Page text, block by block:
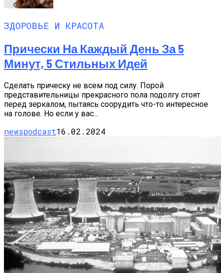
ЗДОРОВЬЕ И КРАСОТА
Прически На Каждый День За 5
Минут, 5 Стильных Идей
Сделать прическу не всем под силу. Порой
представительницы прекрасного пола подолгу стоят
перед зеркалом, пытаясь соорудить что-то интересное
на голове. Но если у вас...
newspodcast16.02.2024